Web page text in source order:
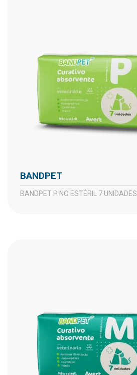
BANDPET
BANDPET P NO ESTÉRIL 7 UNIDADES